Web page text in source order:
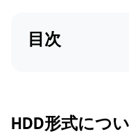
目次
HDD形式につい